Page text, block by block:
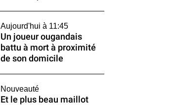
Aujourd'hui à 11:45
Un joueur ougandais
battu à mort à proximité
de son domicile
Nouveauté
Et le plus beau maillot